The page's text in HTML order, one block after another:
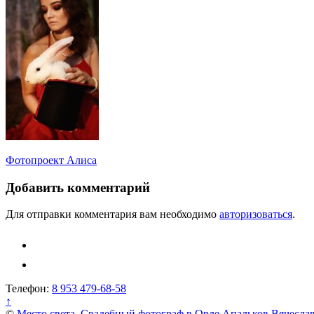
Навигация
по
записям
Фотопроект Алиса
Добавить комментарий
Для отправки комментария вам необходимо авторизоваться.
Телефон: 8 953 479-68-58
↑